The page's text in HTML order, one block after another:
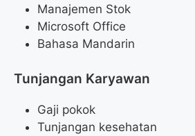
Manajemen Stok
Microsoft Office
Bahasa Mandarin
Tunjangan Karyawan
Gaji pokok
Tunjangan kesehatan